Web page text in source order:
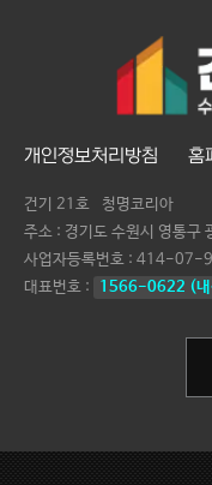
개인정보처리방침 홈
건기 21호
청명코리아
주소 : 경기도 수원시 영통
사업자등록번호 : 414-07-
대표번호 :
1566-0622 (내